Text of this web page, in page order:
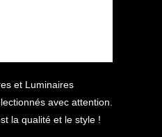
et Luminaires
avec attention.
la qualité et le style !